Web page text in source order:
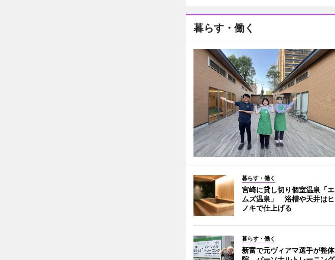
暮らす・働く
暮らす・働く
宮崎に貸し切り個室温泉「エ
ムズ温泉」 浴槽や天井はヒ
ノキで仕上げる
暮らす・働く
新富で元ヴィアマ選手が整体